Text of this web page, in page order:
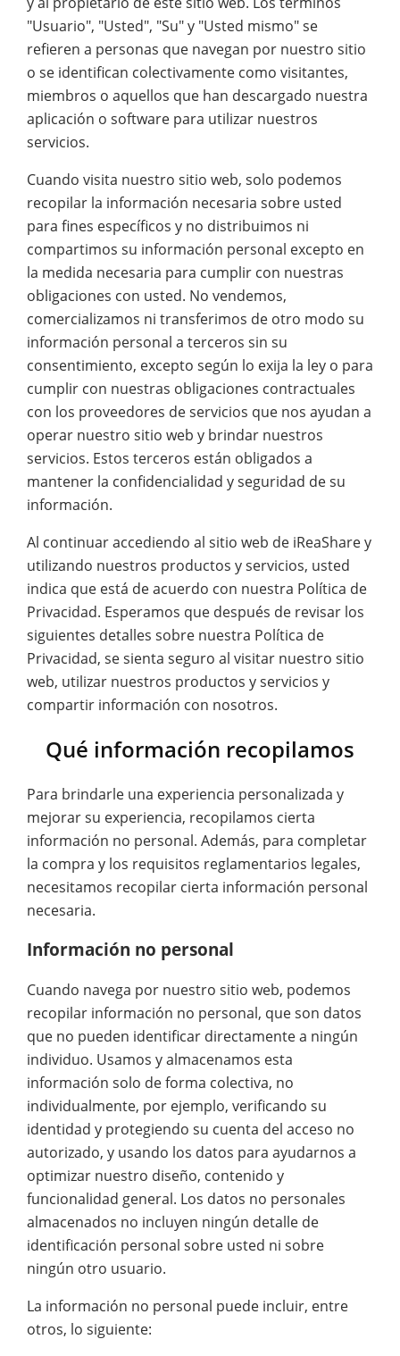
"Usuario", "Usted", "Su" y "Usted mismo" se
refieren a personas que navegan por nuestro sitio
o se identifican colectivamente como visitantes,
miembros o aquellos que han descargado nuestra
aplicación o software para utilizar nuestros
servicios.
Cuando visita nuestro sitio web, solo podemos
recopilar la información necesaria sobre usted
para fines específicos y no distribuimos ni
compartimos su información personal excepto en
la medida necesaria para cumplir con nuestras
obligaciones con usted. No vendemos,
comercializamos ni transferimos de otro modo su
información personal a terceros sin su
consentimiento, excepto según lo exija la ley o para
cumplir con nuestras obligaciones contractuales
con los proveedores de servicios que nos ayudan a
operar nuestro sitio web y brindar nuestros
servicios. Estos terceros están obligados a
mantener la confidencialidad y seguridad de su
información.
Al continuar accediendo al sitio web de iReaShare y
utilizando nuestros productos y servicios, usted
indica que está de acuerdo con nuestra Política de
Privacidad. Esperamos que después de revisar los
siguientes detalles sobre nuestra Política de
Privacidad, se sienta seguro al visitar nuestro sitio
web, utilizar nuestros productos y servicios y
compartir información con nosotros.
Qué información recopilamos
Para brindarle una experiencia personalizada y
mejorar su experiencia, recopilamos cierta
información no personal. Además, para completar
la compra y los requisitos reglamentarios legales,
necesitamos recopilar cierta información personal
necesaria.
Información no personal
Cuando navega por nuestro sitio web, podemos
recopilar información no personal, que son datos
que no pueden identificar directamente a ningún
individuo. Usamos y almacenamos esta
información solo de forma colectiva, no
individualmente, por ejemplo, verificando su
identidad y protegiendo su cuenta del acceso no
autorizado, y usando los datos para ayudarnos a
optimizar nuestro diseño, contenido y
funcionalidad general. Los datos no personales
almacenados no incluyen ningún detalle de
identificación personal sobre usted ni sobre
ningún otro usuario.
La información no personal puede incluir, entre
otros, lo siguiente: